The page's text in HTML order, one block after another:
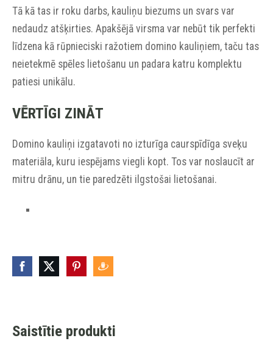
Tā kā tas ir roku darbs, kauliņu biezums un svars var
nedaudz atšķirties. Apakšējā virsma var nebūt tik perfekti
līdzena kā rūpnieciski ražotiem domino kauliņiem, taču tas
neietekmē spēles lietošanu un padara katru komplektu
patiesi unikālu.
VĒRTĪGI ZINĀT
Domino kauliņi izgatavoti no izturīga caurspīdīga sveķu
materiāla, kuru iespējams viegli kopt. Tos var noslaucīt ar
mitru drānu, un tie paredzēti ilgstošai lietošanai.
Saistītie produkti